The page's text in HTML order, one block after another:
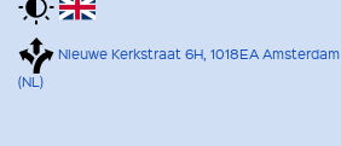
Nieuwe Kerkstraat 6H, 1018EA Amsterdam
(NL)